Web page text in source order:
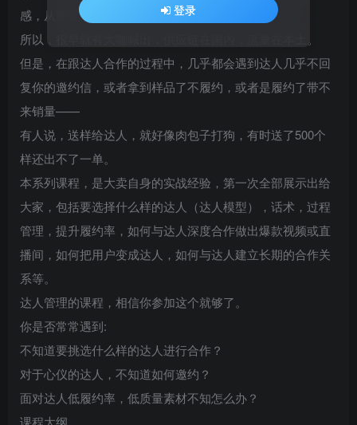
感，从而促进销售转化。
所以，很早就有大咖喊出：供应链在国内，流量在本土。
但是，在跟达人合作的过程中，几乎都会遇到达人几乎不回
复你的邀约信，或者拿到样品了不履约，或者是履约了带不
来销量——
有人说，送样给达人，就好像肉包子打狗，有时送了500个
样还出不了一单。
本系列课程，是大卖自身的实战经验，第一次全部展示出给
大家，包括要选择什么样的达人（达人模型），话术，过程
管理，提升履约率，如何与达人深度合作做出爆款视频或直
播间，如何把用户变成达人，如何与达人建立长期的合作关
系等。
达人管理的课程，相信你参加这个就够了。
你是否常常遇到:
不知道要挑选什么样的达人进行合作？
对于心仪的达人，不知道如何邀约？
面对达人低履约率，低质量素材不知怎么办？
课程大纲
登录